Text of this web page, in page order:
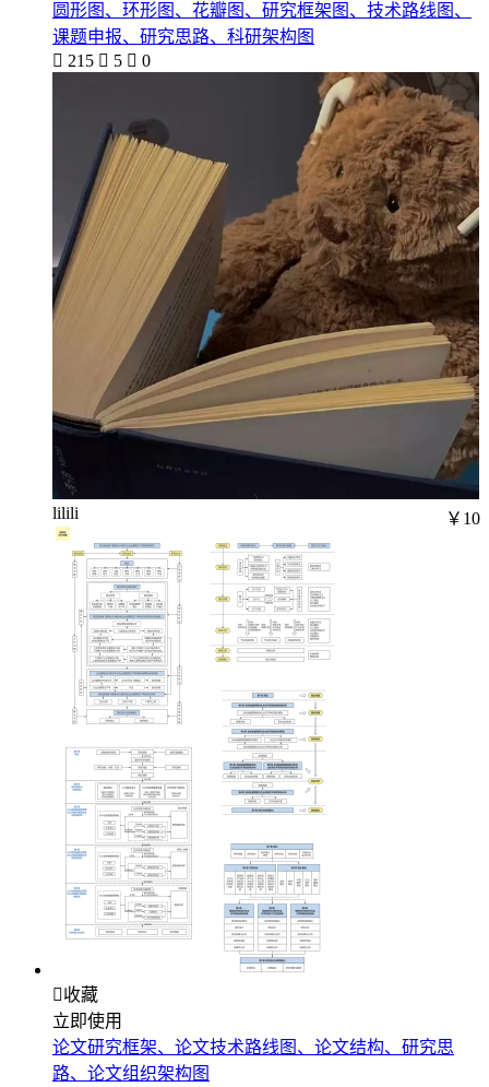
圆形图、环形图、花瓣图、研究框架图、技术路线图、
课题申报、研究思路、科研架构图
 215  5  0
lilili ￥10
收藏
立即使用
论文研究框架、论文技术路线图、论文结构、研究思
路、论文组织架构图